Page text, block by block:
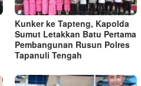
Kunker ke Tapteng, Kapolda
Sumut Letakkan Batu Pertama
Pembangunan Rusun Polres
Tapanuli Tengah